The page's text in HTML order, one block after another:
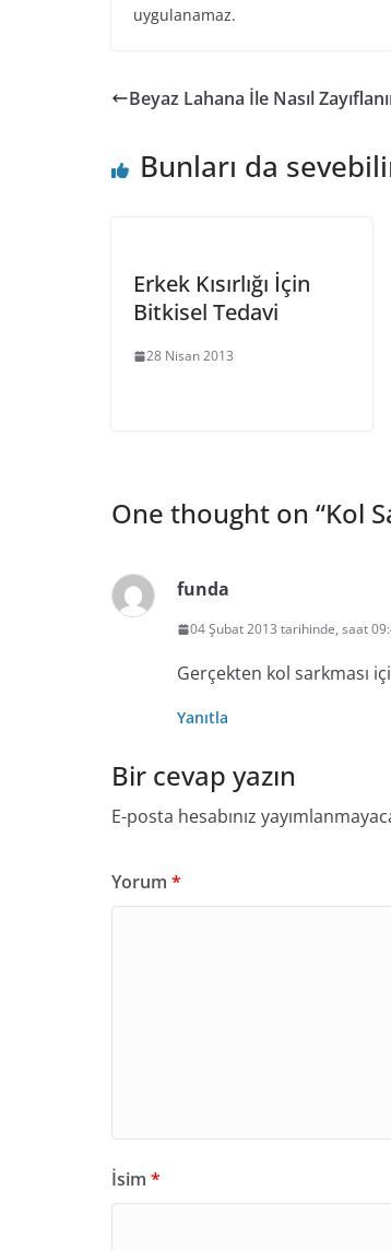
uygulanamaz.
Beyaz Lahana İle Nasıl
Bunları da
Erkek Kısırlığı İçin
Bitkisel Tedavi
28 Nisan 2013
One thought on “Kol
funda
04 Şubat 2013 tarihinde, saat
Gerçekten kol sarkması
Yanıtla
Bir cevap yazın
E-posta hesabınız
Yorum *
İsim *